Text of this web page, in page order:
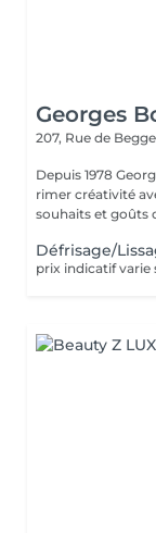
Georges
207, Rue de
Depuis 1978
rimer créativité
souhaits et goûts
Défrisage/